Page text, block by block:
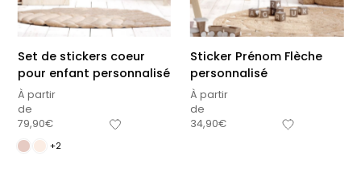
Set de stickers coeur
pour enfant personnalisé
À partir
de
79,90€
+2
Sticker Prénom Flèche
personnalisé
À partir
de
34,90€